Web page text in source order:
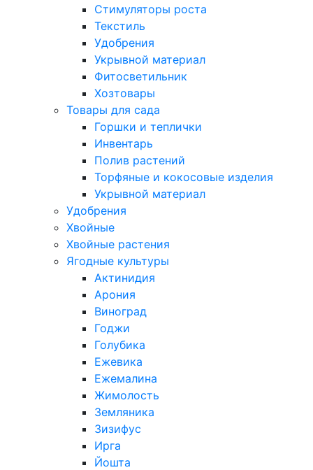
Стимуляторы роста
Текстиль
Удобрения
Укрывной материал
Фитосветильник
Хозтовары
Товары для сада
Горшки и теплички
Инвентарь
Полив растений
Торфяные и кокосовые изделия
Укрывной материал
Удобрения
Хвойные
Хвойные растения
Ягодные культуры
Актинидия
Арония
Виноград
Годжи
Голубика
Ежевика
Ежемалина
Жимолость
Земляника
Зизифус
Ирга
Йошта